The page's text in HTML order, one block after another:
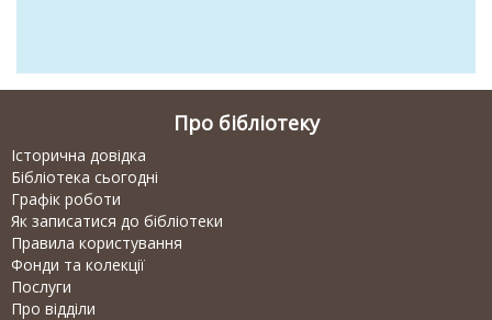
Про бібліотеку
Історична довідка
Бібліотека сьогодні
Графік роботи
Як записатися до бібліотеки
Правила користування
Фонди та колекції
Послуги
Про відділи